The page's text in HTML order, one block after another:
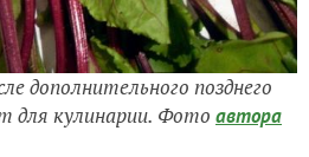
дополнительного позднего
для кулинарии. Фото автора